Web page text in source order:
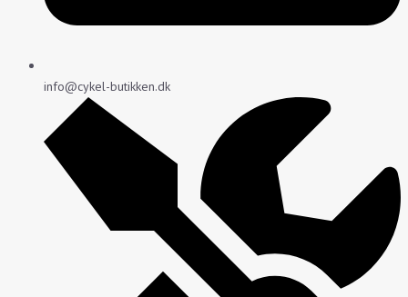
info@cykel-butikken.dk